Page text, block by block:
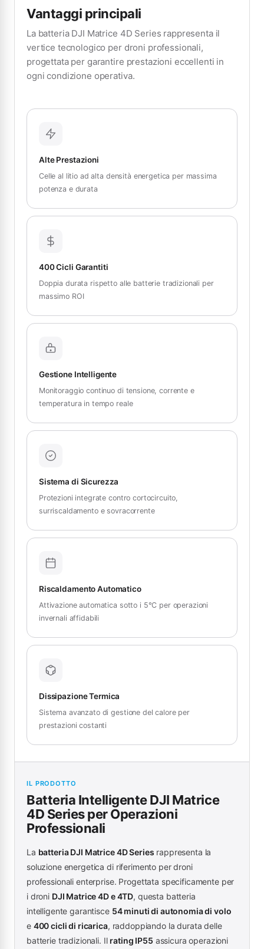
Vantaggi principali
La batteria DJI Matrice 4D Series rappresenta il
vertice tecnologico per droni professionali,
progettata per garantire prestazioni eccellenti in
ogni condizione operativa.
Alte Prestazioni
Celle al litio ad alta densità energetica per massima
potenza e durata
400 Cicli Garantiti
Doppia durata rispetto alle batterie tradizionali per
massimo ROI
Gestione Intelligente
Monitoraggio continuo di tensione, corrente e
temperatura in tempo reale
Sistema di Sicurezza
Protezioni integrate contro cortocircuito,
surriscaldamento e sovracorrente
Riscaldamento Automatico
Attivazione automatica sotto i 5°C per operazioni
invernali affidabili
Dissipazione Termica
Sistema avanzato di gestione del calore per
prestazioni costanti
IL PRODOTTO
Batteria Intelligente DJI Matrice
4D Series per Operazioni
Professionali
La batteria DJI Matrice 4D Series rappresenta la
soluzione energetica di riferimento per droni
professionali enterprise. Progettata specificamente per
i droni DJI Matrice 4D e 4TD, questa batteria
intelligente garantisce 54 minuti di autonomia di volo
e 400 cicli di ricarica, raddoppiando la durata delle
batterie tradizionali. Il rating IP55 assicura operazioni